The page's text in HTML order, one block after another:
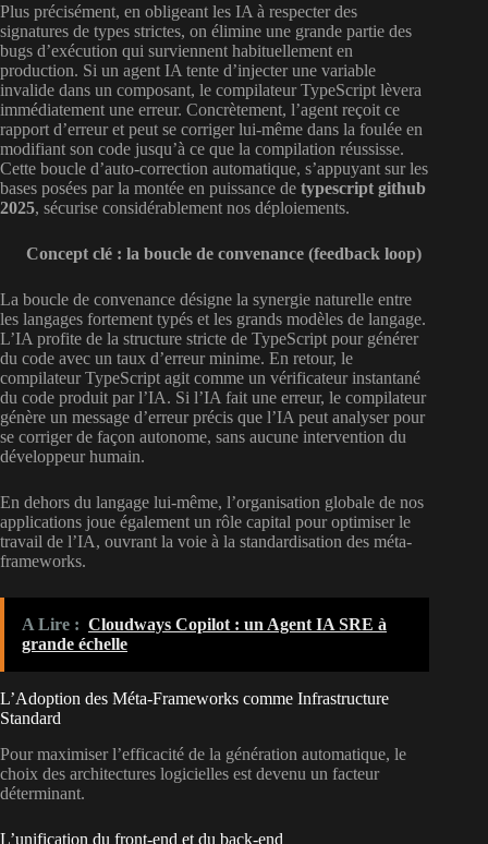
Plus précisément, en obligeant les IA à respecter des
signatures de types strictes, on élimine une grande partie des
bugs d’exécution qui surviennent habituellement en
production. Si un agent IA tente d’injecter une variable
invalide dans un composant, le compilateur TypeScript lèvera
immédiatement une erreur. Concrètement, l’agent reçoit ce
rapport d’erreur et peut se corriger lui-même dans la foulée en
modifiant son code jusqu’à ce que la compilation réussisse.
Cette boucle d’auto-correction automatique, s’appuyant sur les
bases posées par la montée en puissance de typescript github
2025, sécurise considérablement nos déploiements.
Concept clé : la boucle de convenance (feedback loop)
La boucle de convenance désigne la synergie naturelle entre
les langages fortement typés et les grands modèles de langage.
L’IA profite de la structure stricte de TypeScript pour générer
du code avec un taux d’erreur minime. En retour, le
compilateur TypeScript agit comme un vérificateur instantané
du code produit par l’IA. Si l’IA fait une erreur, le compilateur
génère un message d’erreur précis que l’IA peut analyser pour
se corriger de façon autonome, sans aucune intervention du
développeur humain.
En dehors du langage lui-même, l’organisation globale de nos
applications joue également un rôle capital pour optimiser le
travail de l’IA, ouvrant la voie à la standardisation des méta-
frameworks.
A Lire : Cloudways Copilot : un Agent IA SRE à
grande échelle
L’Adoption des Méta-Frameworks comme Infrastructure
Standard
Pour maximiser l’efficacité de la génération automatique, le
choix des architectures logicielles est devenu un facteur
déterminant.
L’unification du front-end et du back-end